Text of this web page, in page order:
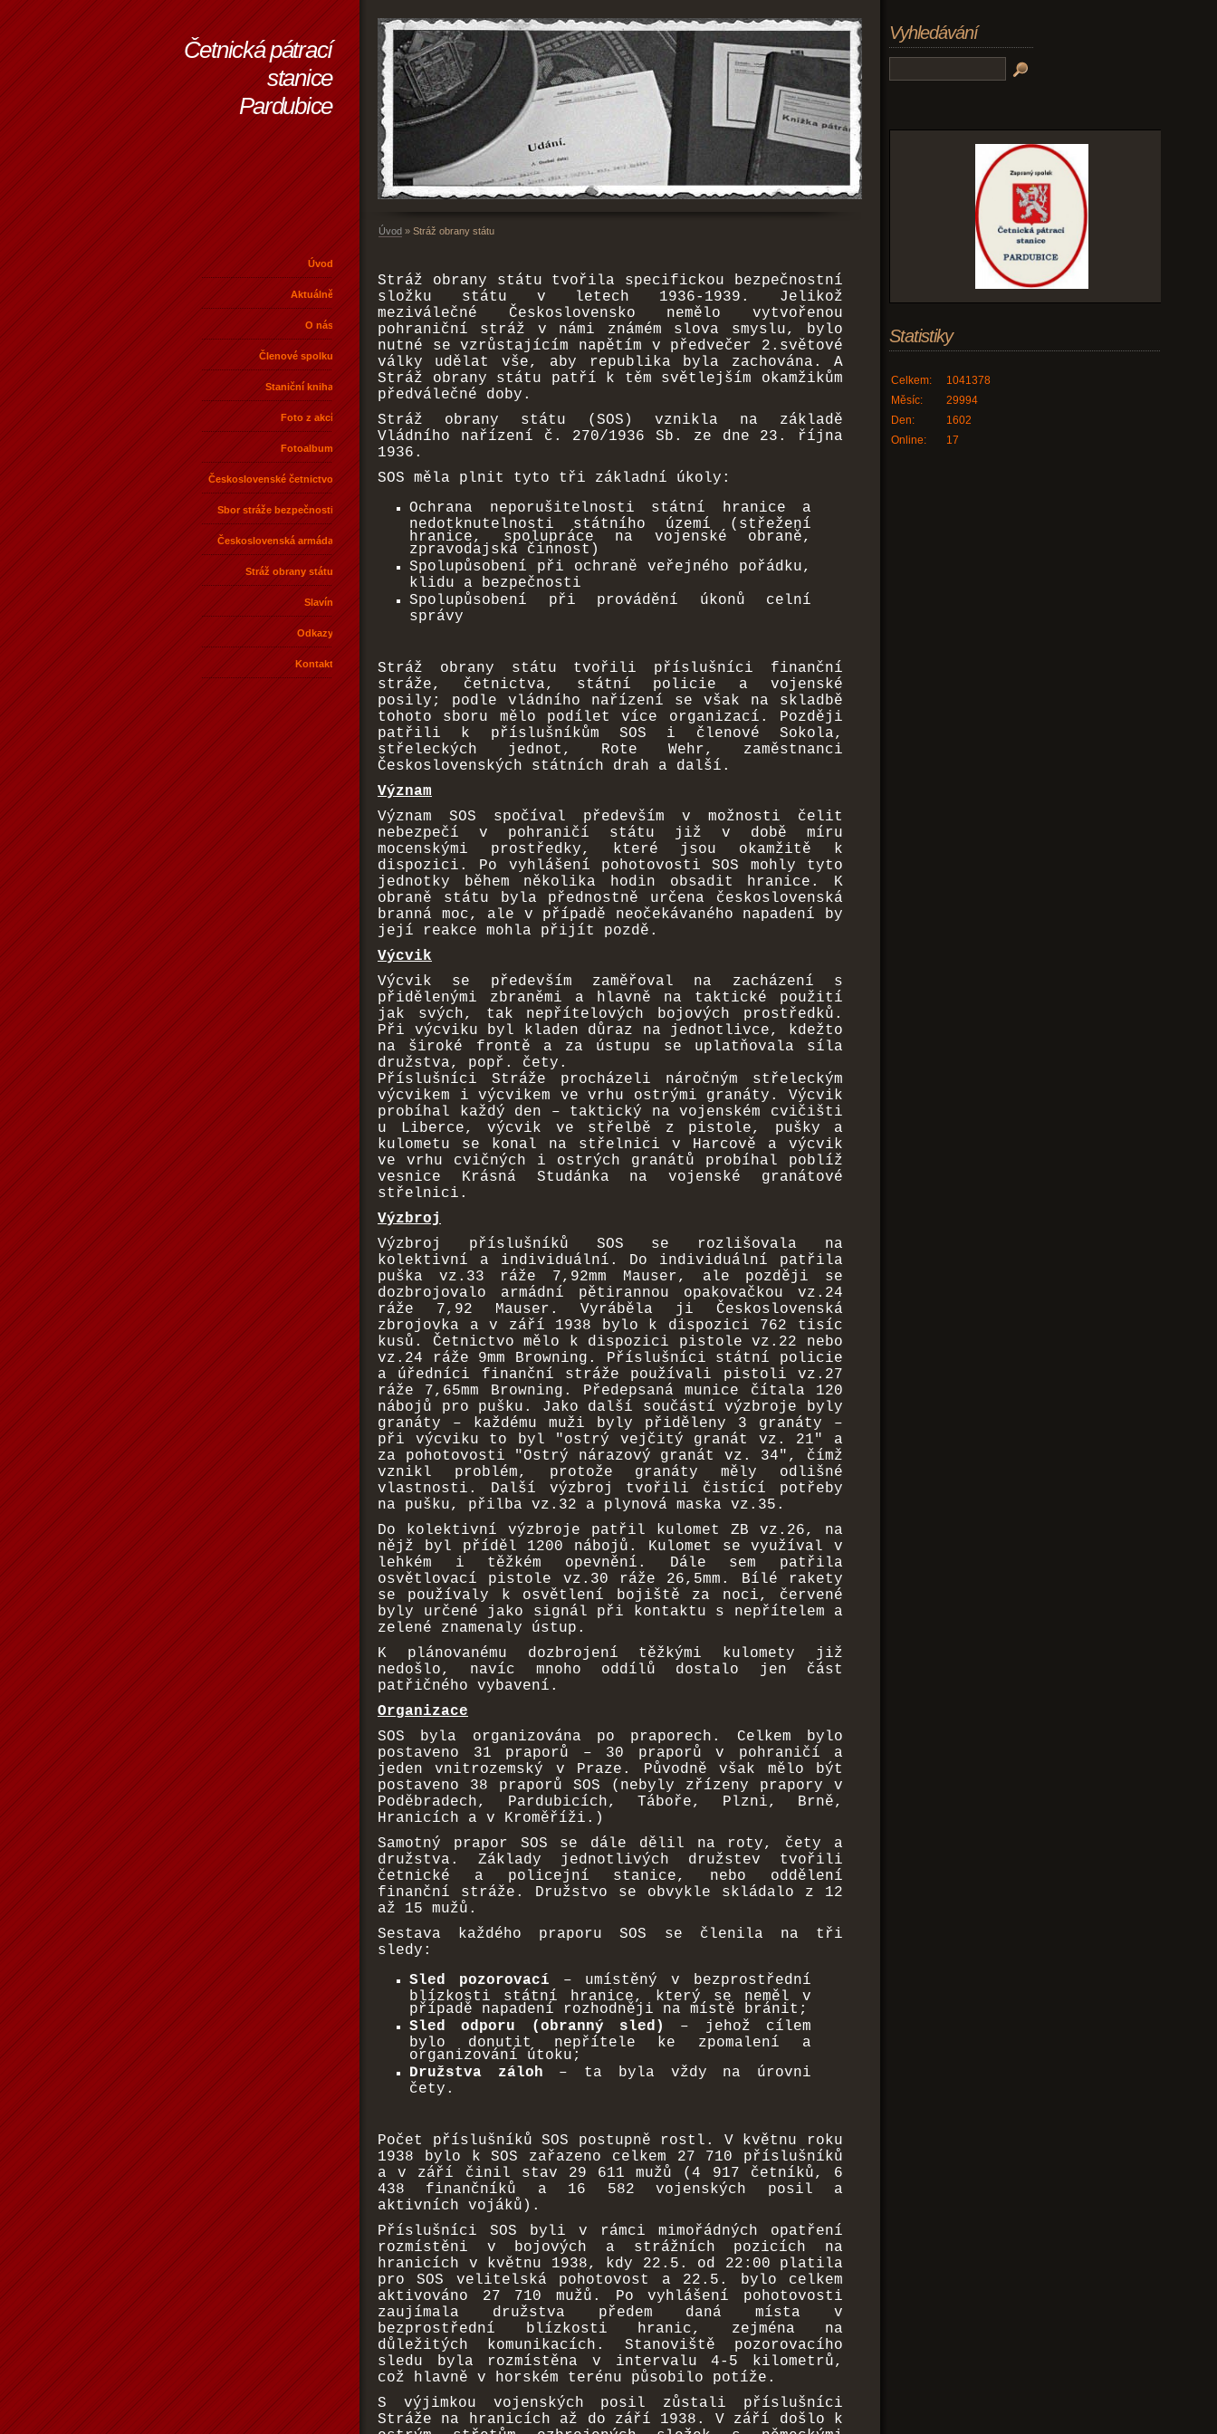
Četnická pátrací
stanice
Pardubice
Úvod
Aktuálně
O nás
Členové spolku
Staniční kniha
Foto z akcí
Fotoalbum
Československé četnictvo
Sbor stráže bezpečnosti
Československá armáda
Stráž obrany státu
Slavín
Odkazy
Kontakt
Úvod » Stráž obrany státu
Stráž obrany státu tvořila specifickou bezpečnostní
složku státu v letech 1936-1939. Jelikož
meziválečné Československo nemělo vytvořenou
pohraniční stráž v námi známém slova smyslu, bylo
nutné se vzrůstajícím napětím v předvečer 2.světové
války udělat vše, aby republika byla zachována. A
Stráž obrany státu patří k těm světlejším okamžikům
předválečné doby.
Stráž obrany státu (SOS) vznikla na základě
Vládního nařízení č. 270/1936 Sb. ze dne 23. října
1936.
SOS měla plnit tyto tři základní úkoly:
Ochrana neporušitelnosti státní hranice a
nedotknutelnosti státního území (střežení
hranice, spolupráce na vojenské obraně,
zpravodajská činnost)
Spolupůsobení při ochraně veřejného pořádku,
klidu a bezpečnosti
Spolupůsobení při provádění úkonů celní
správy
Stráž obrany státu tvořili příslušníci finanční
stráže, četnictva, státní policie a vojenské
posily; podle vládního nařízení se však na skladbě
tohoto sboru mělo podílet více organizací. Později
patřili k příslušníkům SOS i členové Sokola,
střeleckých jednot, Rote Wehr, zaměstnanci
Československých státních drah a další.
Význam
Význam SOS spočíval především v možnosti čelit
nebezpečí v pohraničí státu již v době míru
mocenskými prostředky, které jsou okamžitě k
dispozici. Po vyhlášení pohotovosti SOS mohly tyto
jednotky během několika hodin obsadit hranice. K
obraně státu byla přednostně určena československá
branná moc, ale v případě neočekávaného napadení by
její reakce mohla přijít pozdě.
Výcvik
Výcvik se především zaměřoval na zacházení s
přidělenými zbraněmi a hlavně na taktické použití
jak svých, tak nepřítelových bojových prostředků.
Při výcviku byl kladen důraz na jednotlivce, kdežto
na široké frontě a za ústupu se uplatňovala síla
družstva, popř. čety.
Příslušníci Stráže procházeli náročným střeleckým
výcvikem i výcvikem ve vrhu ostrými granáty. Výcvik
probíhal každý den – taktický na vojenském cvičišti
u Liberce, výcvik ve střelbě z pistole, pušky a
kulometu se konal na střelnici v Harcově a výcvik
ve vrhu cvičných i ostrých granátů probíhal poblíž
vesnice Krásná Studánka na vojenské granátové
střelnici.
Výzbroj
Výzbroj příslušníků SOS se rozlišovala na
kolektivní a individuální. Do individuální patřila
puška vz.33 ráže 7,92mm Mauser, ale později se
dozbrojovalo armádní pětirannou opakovačkou vz.24
ráže 7,92 Mauser. Vyráběla ji Československá
zbrojovka a v září 1938 bylo k dispozici 762 tisíc
kusů. Četnictvo mělo k dispozici pistole vz.22 nebo
vz.24 ráže 9mm Browning. Příslušníci státní policie
a úředníci finanční stráže používali pistoli vz.27
ráže 7,65mm Browning. Předepsaná munice čítala 120
nábojů pro pušku. Jako další součástí výzbroje byly
granáty – každému muži byly přiděleny 3 granáty –
při výcviku to byl "ostrý vejčitý granát vz. 21" a
za pohotovosti "Ostrý nárazový granát vz. 34" , čímž
vznikl problém, protože granáty měly odlišné
vlastnosti. Další výzbroj tvořili čistící potřeby
na pušku, přilba vz.32 a plynová maska vz.35.
Do kolektivní výzbroje patřil kulomet ZB vz.26, na
nějž byl příděl 1200 nábojů. Kulomet se využíval v
lehkém i těžkém opevnění. Dále sem patřila
osvětlovací pistole vz.30 ráže 26,5mm. Bílé rakety
se používaly k osvětlení bojiště za noci, červené
byly určené jako signál při kontaktu s nepřítelem a
zelené znamenaly ústup.
K plánovanému dozbrojení těžkými kulomety již
nedošlo, navíc mnoho oddílů dostalo jen část
patřičného vybavení.
Organizace
SOS byla organizována po praporech. Celkem bylo
postaveno 31 praporů – 30 praporů v pohraničí a
jeden vnitrozemský v Praze. Původně však mělo být
postaveno 38 praporů SOS (nebyly zřízeny prapory v
Poděbradech, Pardubicích, Táboře, Plzni, Brně,
Hranicích a v Kroměříži.)
Samotný prapor SOS se dále dělil na roty, čety a
družstva. Základy jednotlivých družstev tvořili
četnické a policejní stanice, nebo oddělení
finanční stráže. Družstvo se obvykle skládalo z 12
až 15 mužů.
Sestava každého praporu SOS se členila na tři
sledy:
Sled pozorovací – umístěný v bezprostřední
blízkosti státní hranice, který se neměl v
případě napadení rozhodněji na místě bránit;
Sled odporu (obranný sled) – jehož cílem
bylo donutit nepřítele ke zpomalení a
organizování útoku;
Družstva záloh – ta byla vždy na úrovni
čety.
Počet příslušníků SOS postupně rostl. V květnu roku
1938 bylo k SOS zařazeno celkem 27 710 příslušníků
a v září činil stav 29 611 mužů (4 917 četníků, 6
438 finančníků a 16 582 vojenských posil a
aktivních vojáků).
Příslušníci SOS byli v rámci mimořádných opatření
rozmístěni v bojových a strážních pozicích na
hranicích v květnu 1938, kdy 22.5. od 22:00 platila
pro SOS velitelská pohotovost a 22.5. bylo celkem
aktivováno 27 710 mužů. Po vyhlášení pohotovosti
zaujímala družstva předem daná místa v
bezprostřední blízkosti hranic, zejména na
důležitých komunikacích. Stanoviště pozorovacího
sledu byla rozmístěna v intervalu 4-5 kilometrů,
což hlavně v horském terénu působilo potíže.
S výjimkou vojenských posil zůstali příslušníci
Stráže na hranicích až do září 1938. V září došlo k
Vyhledávání
Statistiky
Online: 17
Celkem:
1041378
Měsíc:
29994
Den:
1602